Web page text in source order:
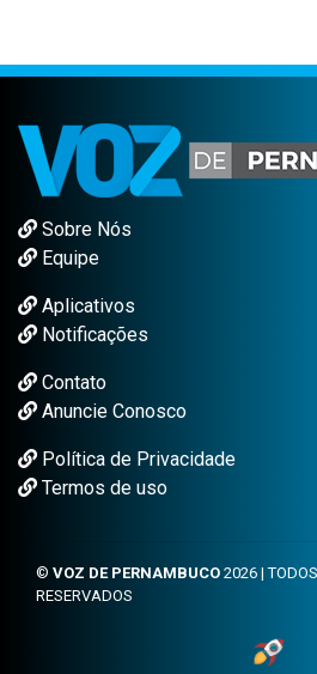
Sobre Nós
Equipe
Aplicativos
Notificações
Contato
Anuncie Conosco
Política de Privacidade
Termos de uso
© VOZ DE PERNAMBUCO 2026 |
RESERVADOS